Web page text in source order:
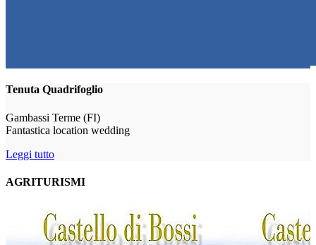
Tenuta Quadrifoglio
Gambassi Terme (FI)
Fantastica location wedding
Leggi tutto
AGRITURISMI